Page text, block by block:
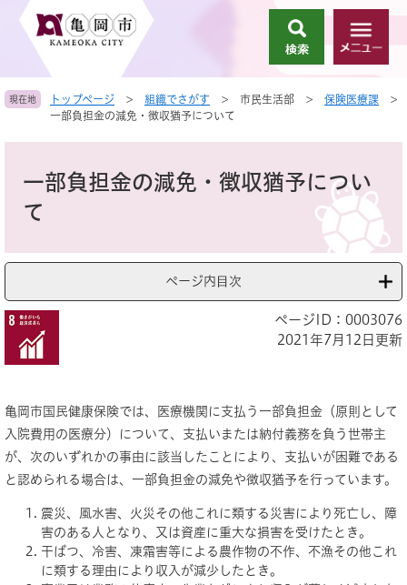
頭
す
飛
し
索
メ
ニ
ー
現在地 トップページ > 組織でさがす > 市民生活部 > 保険医療課
>
一部負担金の減免・徴収猶予について
一部負担金の減免・徴収猶予につい
て
ページ内目次
ページID：0003076
2021年7月12日更新
亀岡市国民健康保険では、医療機関に支払う一部負担金（原則として
入院費用の医療分）について、支払いまたは納付義務を負う世帯主
が、次のいずれかの事由に該当したことにより、支払いが困難である
と認められる場合は、一部負担金の減免や徴収猶予を行っています。
震災、風水害、火災その他これに類する災害により死亡し、障
害のある人となり、又は資産に重大な損害を受けたとき。
干ばつ、冷害、凍霜害等による農作物の不作、不漁その他これ
に類する理由により収入が減少したとき。